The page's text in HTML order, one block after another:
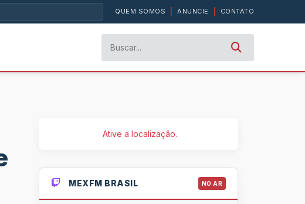
QUEM SOMOS ANUNCIE CONTATO
Ative a localização.
MEXFM BRASIL NO AR